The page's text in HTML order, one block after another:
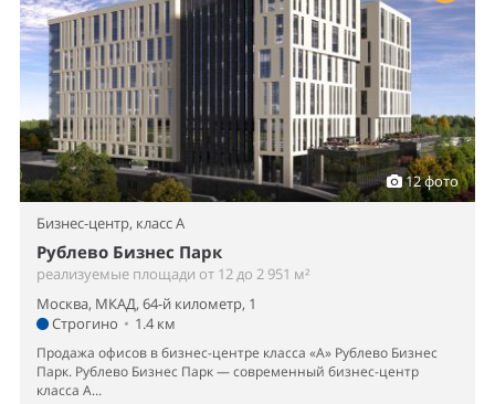
12 фото
Бизнес-центр, класс A
Рублево Бизнес Парк
реализуемые площади от 12 до 2 951 м²
Москва, МКАД, 64-й километр, 1
Строгино • 1.4 км
Продажа офисов в бизнес-центре класса «А» Рублево Бизнес
Парк. Рублево Бизнес Парк — современный бизнес-центр
класса А...